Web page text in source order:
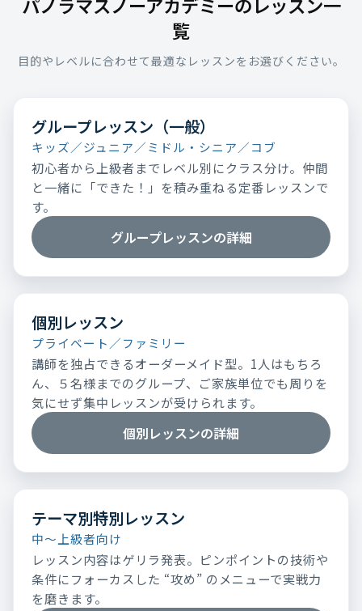
パノラマスノーアカデミーのレッスン一
覧
目的やレベルに合わせて最適なレッスンをお選びください。
グループレッスン（一般）
キッズ／ジュニア／ミドル・シニア／コブ
初心者から上級者までレベル別にクラス分け。仲間
と一緒に「できた！」を積み重ねる定番レッスンで
す。
グループレッスンの詳細
個別レッスン
プライベート／ファミリー
講師を独占できるオーダーメイド型。1人はもちろ
ん、５名様までのグループ、ご家族単位でも周りを
気にせず集中レッスンが受けられます。
個別レッスンの詳細
テーマ別特別レッスン
中～上級者向け
レッスン内容はゲリラ発表。ピンポイントの技術や
条件にフォーカスした “攻め” のメニューで実戦力
を磨きます。